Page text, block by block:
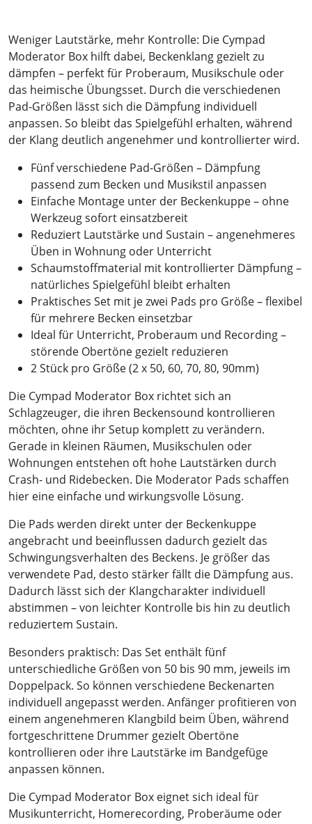
Weniger Lautstärke, mehr Kontrolle: Die Cympad
Moderator Box hilft dabei, Beckenklang gezielt zu
dämpfen – perfekt für Proberaum, Musikschule oder
das heimische Übungsset. Durch die verschiedenen
Pad-Größen lässt sich die Dämpfung individuell
anpassen. So bleibt das Spielgefühl erhalten, während
der Klang deutlich angenehmer und kontrollierter wird.
Fünf verschiedene Pad-Größen – Dämpfung
passend zum Becken und Musikstil anpassen
Einfache Montage unter der Beckenkuppe – ohne
Werkzeug sofort einsatzbereit
Reduziert Lautstärke und Sustain – angenehmeres
Üben in Wohnung oder Unterricht
Schaumstoffmaterial mit kontrollierter Dämpfung –
natürliches Spielgefühl bleibt erhalten
Praktisches Set mit je zwei Pads pro Größe – flexibel
für mehrere Becken einsetzbar
Ideal für Unterricht, Proberaum und Recording –
störende Obertöne gezielt reduzieren
2 Stück pro Größe (2 x 50, 60, 70, 80, 90mm)
Die Cympad Moderator Box richtet sich an
Schlagzeuger, die ihren Beckensound kontrollieren
möchten, ohne ihr Setup komplett zu verändern.
Gerade in kleinen Räumen, Musikschulen oder
Wohnungen entstehen oft hohe Lautstärken durch
Crash- und Ridebecken. Die Moderator Pads schaffen
hier eine einfache und wirkungsvolle Lösung.
Die Pads werden direkt unter der Beckenkuppe
angebracht und beeinflussen dadurch gezielt das
Schwingungsverhalten des Beckens. Je größer das
verwendete Pad, desto stärker fällt die Dämpfung aus.
Dadurch lässt sich der Klangcharakter individuell
abstimmen – von leichter Kontrolle bis hin zu deutlich
reduziertem Sustain.
Besonders praktisch: Das Set enthält fünf
unterschiedliche Größen von 50 bis 90 mm, jeweils im
Doppelpack. So können verschiedene Beckenarten
individuell angepasst werden. Anfänger profitieren von
einem angenehmeren Klangbild beim Üben, während
fortgeschrittene Drummer gezielt Obertöne
kontrollieren oder ihre Lautstärke im Bandgefüge
anpassen können.
Die Cympad Moderator Box eignet sich ideal für
Musikunterricht, Homerecording, Proberäume oder